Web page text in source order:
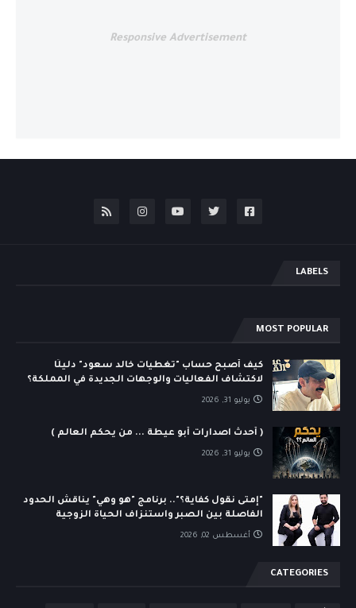
Responsive Advertisement
LABELS
MOST POPULAR
كيف أصبح حساب "تغطيات خالد سعود" دليلًا
لاكتشاف الفعاليات والوجهات الجديدة في المملكة؟
يوليو 31, 2026
( أحدث اصدارات أبو عيطة ... من يحكم العالم )
يوليو 31, 2026
"إمتى نقول كفاية؟".. برنامج "هو وهي" يناقش الحدود
الفاصلة بين الصبر واستنزاف الحياة الزوجية
أغسطس 02, 2026
CATEGORIES